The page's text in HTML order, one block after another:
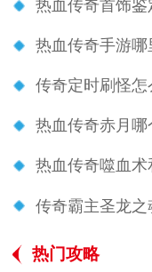
热血传奇首饰鉴
热血传奇手游哪
传奇定时刷怪怎
热血传奇赤月哪
热血传奇噬血
传奇霸主圣龙
热门攻略